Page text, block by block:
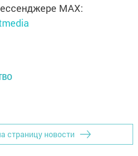
MАХ:
страницу новости